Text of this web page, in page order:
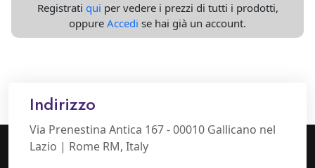
Registrati qui per vedere i prezzi di tutti i prodotti,
oppure Accedi se hai già un account.
Indirizzo
Via Prenestina Antica 167 - 00010 Gallicano nel
Lazio | Rome RM, Italy